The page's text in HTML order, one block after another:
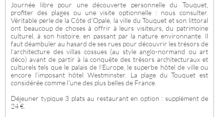
Journée libre pour une découverte personnelle du Touquet,
profiter des plages ou une visite optionnelle : nous consulter.
Véritable perle de la Côte d’Opale, la ville du Touquet et son littoral
ont beaucoup de choses à offrir à leurs visiteurs, du patrimoine
culturel, à son histoire, en passant par la nature environnante. Il
faut déambuler au hasard de ses rues pour découvrir les trésors de
l’architecture des villas cossues (au style anglo-normand ou art
déco) avant de partir à la conquête des trésors architecturaux et
culturels tels que le palais de l’Europe, le superbe hôtel de ville ou
encore l’imposant hôtel Westminster. La plage du Touquet est
considérée comme l’une des plus belles de France.
Déjeuner typique 3 plats au restaurant en option : supplément de
24 €.